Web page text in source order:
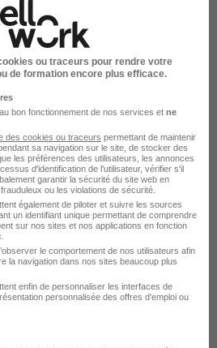
40 000 - 80 000 € / an
disponible depuis le 03/07/26
Éclairage
- Paris 8Ème H/F
40 000 - 75 000 € / an
depuis le 30/06/26
H/F
depuis le 29/06/26
ou traceurs pour rendre votre
de formation encore plus efficace.
bon fonctionnement de nos services et ne
des cookies ou traceurs permettant de maintenir
sa navigation sur le site, de stocker des
les préférences des utilisateurs, les annonces
d'identification de l'utilisateur, vérifier s'il
garantir la sécurité du site web en
ou les violations de sécurité.
également de piloter et suivre les sources
un identifiant unique permettant de comprendre
sur nos sites et nos applications en fonction
le comportement de nos utilisateurs afin
la navigation dans nos sites beaucoup plus
enfin de personnaliser les interfaces de
personnalisée des offres d'emploi ou